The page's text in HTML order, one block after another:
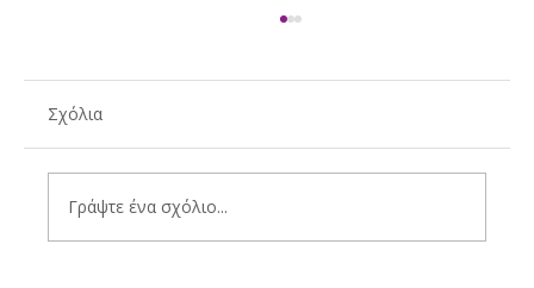
Σχόλια
Γράψτε ένα σχόλιο...